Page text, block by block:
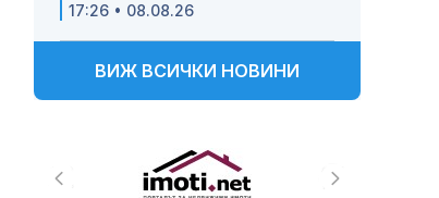
17:26 • 08.08.26
ВИЖ ВСИЧКИ НОВИНИ